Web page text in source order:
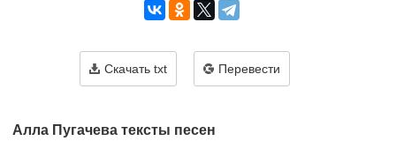
Скачать txt Перевести
Алла Пугачева тексты песен